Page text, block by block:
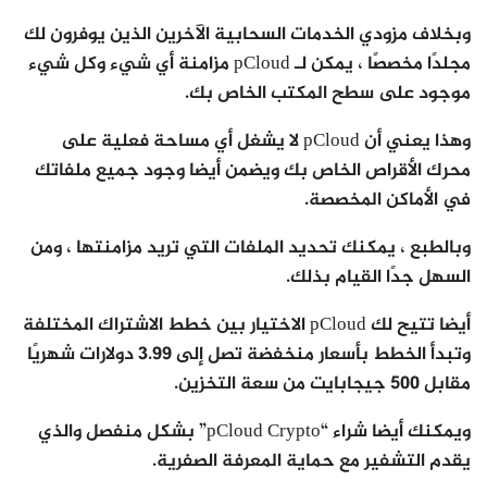
وبخلاف مزودي الخدمات السحابية الآخرين الذين يوفرون لك
مجلدًا مخصصًا ، يمكن لـ pCloud مزامنة أي شيء وكل شيء
موجود على سطح المكتب الخاص بك.
وهذا يعني أن pCloud لا يشغل أي مساحة فعلية على
محرك الأقراص الخاص بك ويضمن أيضا وجود جميع ملفاتك
في الأماكن المخصصة.
وبالطبع ، يمكنك تحديد الملفات التي تريد مزامنتها ، ومن
السهل جدًا القيام بذلك.
أيضا تتيح لك pCloud الاختيار بين خطط الاشتراك المختلفة
وتبدأ الخطط بأسعار منخفضة تصل إلى 3.99 دولارات شهريًا
مقابل 500 جيجابايت من سعة التخزين.
ويمكنك أيضا شراء “pCloud Crypto” بشكل منفصل والذي
يقدم التشفير مع حماية المعرفة الصفرية.